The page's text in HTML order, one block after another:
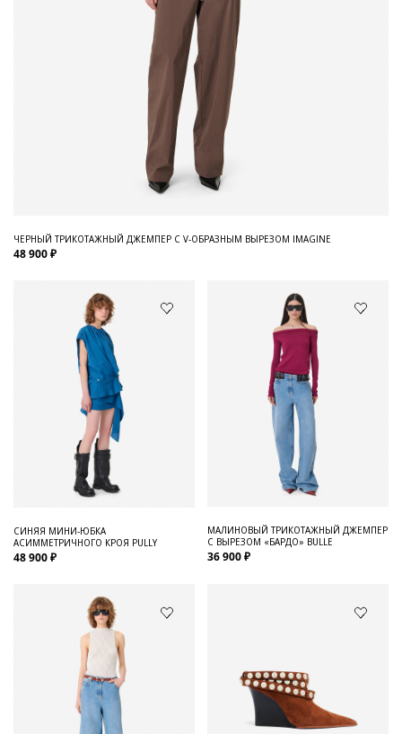
ЧЕРНЫЙ ТРИКОТАЖНЫЙ ДЖЕМПЕР С V-ОБРАЗНЫМ ВЫРЕЗОМ IMAGINE
48 900 ₽
СИНЯЯ МИНИ-ЮБКА
АСИММЕТРИЧНОГО КРОЯ PULLY
48 900 ₽
МАЛИНОВЫЙ ТРИКОТАЖНЫЙ ДЖЕМПЕР
С ВЫРЕЗОМ «БАРДО» BULLE
36 900 ₽